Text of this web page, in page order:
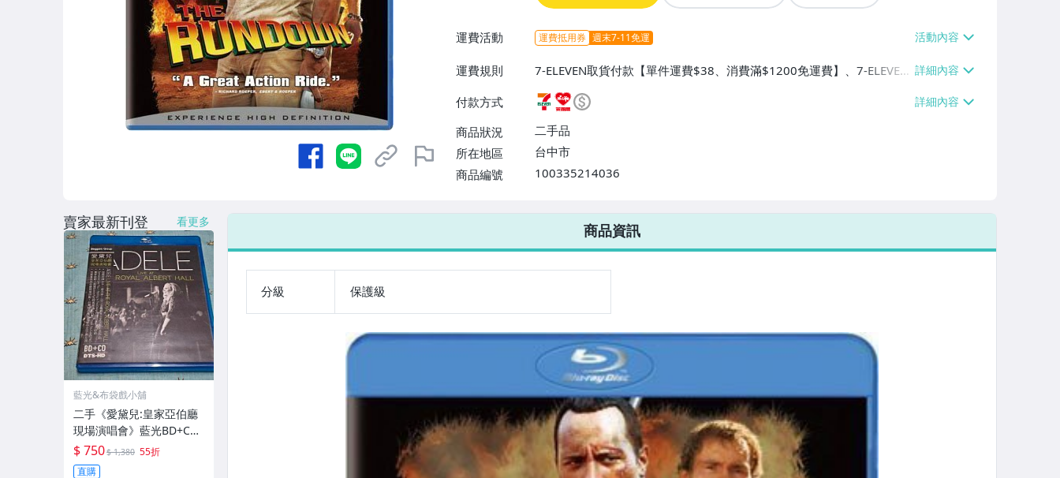
運費活動 運費抵用券 週末7-11免運
運費規則
7-ELEVEN取貨付款【單件運費$38、消費滿$1200免運費】、7-ELEVEN
取貨不付款【單件運費$38、消費滿$1200免運費】、萊爾富取貨付款
【單件運費$60、消費滿$1200免運費】、郵局掛號【單件運費$65、消
費滿$1200免運費】
付款方式
商品狀況
二手品
所在地區
台中市
商品編號
100335214036
7-ELEVEN 運費只要38元
不限金額、筆數，筆筆優惠無限次！
商品資訊
分級 保護級
賣家最新刊登 看更多
藍光&布袋戲小舖
二手《愛黛兒:皇家亞伯廳
現場演唱會》藍光BD+CD
雙碟典藏版(正版公司貨)
$ 750$ 1,380 55折
直購